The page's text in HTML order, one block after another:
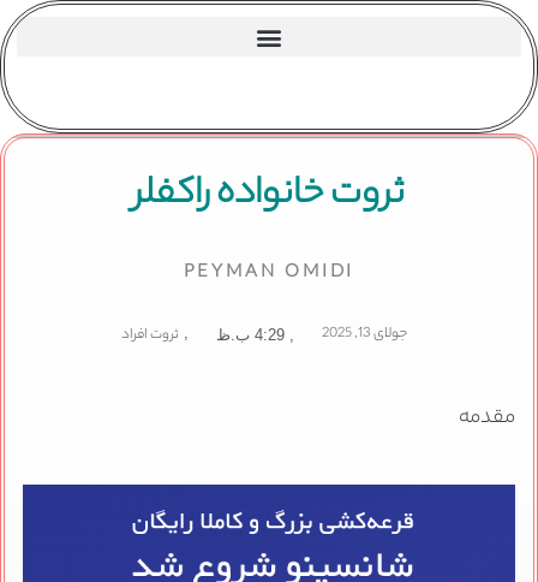
ثروت خانواده راکفلر
PEYMAN OMIDI
جولای 13, 2025 4:29 ب.ظ , ثروت افراد
مقدمه